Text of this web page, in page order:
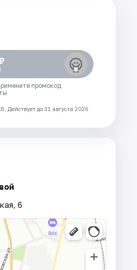
промокод
Действует до 31 августа 2026
6